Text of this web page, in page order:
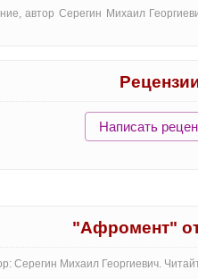
автор Серегин Михаил
Написать
"Афромент"
Серегин Михаил Георгиевич.